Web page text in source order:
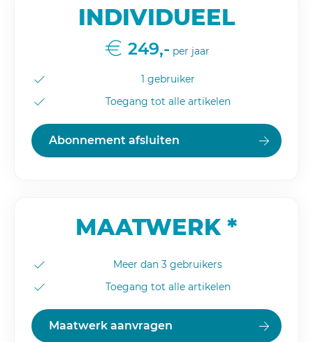
INDIVIDUEEL
249,- per jaar
1 gebruiker
Toegang tot alle artikelen
Abonnement afsluiten
MAATWERK *
Meer dan 3 gebruikers
Toegang tot alle artikelen
Maatwerk aanvragen